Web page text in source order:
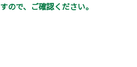
で、ご確認ください。